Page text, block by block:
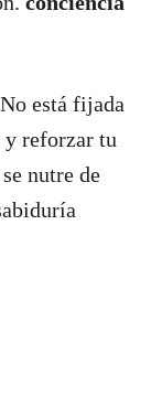
está fijada
y reforzar tu
nutre de